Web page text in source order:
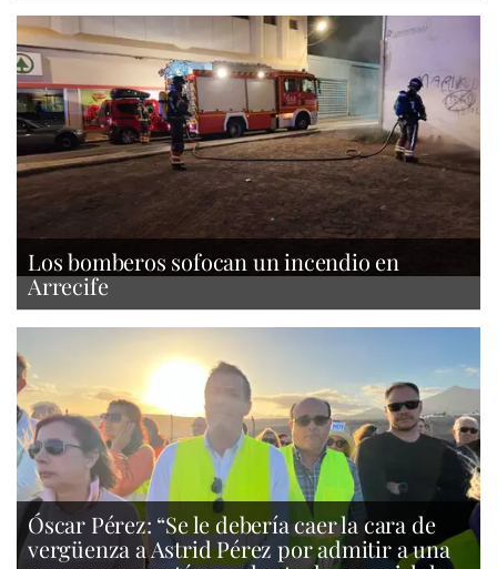
Los bomberos sofocan un incendio en
Arrecife
Óscar Pérez: “Se le debería caer la cara de
vergüenza a Astrid Pérez por admitir a una